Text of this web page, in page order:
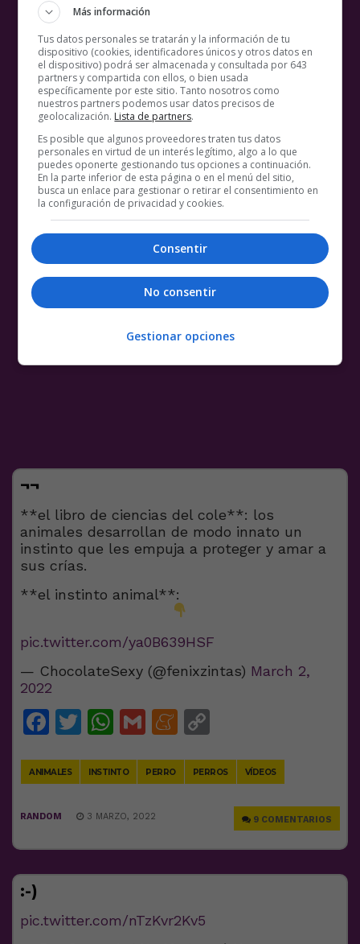
¬¬
**el libro de ciencias del cole**: los
animales desarrollan de modo innato un
instinto que les empuja a proteger y amar a
sus crías.
**el instinto animal**:
pic.twitter.com/ya0B639HSF
— ChocolateSexy (@fenixzintas) March 2,
2022
Facebook
Twitter
WhatsApp
GmailMeneame
ANIMALES INSTINTO PERRO PERROS VÍDEOS
9 COMENTARIOS
RANDOM 3 MARZO, 2022
:-)
pic.twitter.com/nTzKvr2Kv5
Más información
Tus datos personales se tratarán y la información de tu
dispositivo (cookies, identificadores únicos y otros datos en
el dispositivo) podrá ser almacenada y consultada por 643
partners y compartida con ellos, o bien usada
específicamente por este sitio. Tanto nosotros como
nuestros partners podemos usar datos precisos de
geolocalización. Lista de partners.
Es posible que algunos proveedores traten tus datos
personales en virtud de un interés legítimo, algo a lo que
puedes oponerte gestionando tus opciones a continuación.
En la parte inferior de esta página o en el menú del sitio,
busca un enlace para gestionar o retirar el consentimiento en
la configuración de privacidad y cookies.
Consentir
No consentir
Gestionar opciones